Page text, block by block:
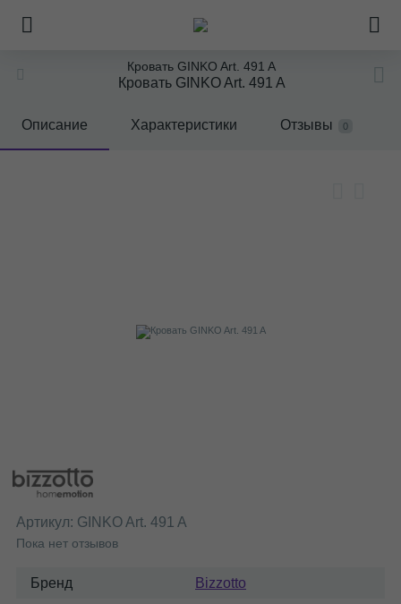
Кровать GINKO Art. 491 A
Кровать GINKO Art. 491 A
Описание Характеристики Отзывы 0
Артикул: GINKO Art. 491 A
Пока нет отзывов
Бренд Bizzotto